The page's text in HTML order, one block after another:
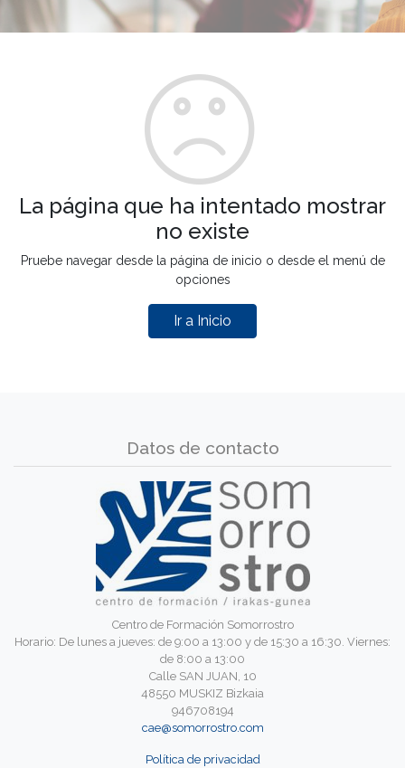
La página que ha intentado mostrar
no existe
Pruebe navegar desde la página de inicio o desde el menú de
opciones
Ir a Inicio
Datos de contacto
Centro de Formación Somorrostro
Horario: De lunes a jueves: de 9:00 a 13:00 y de 15:30 a 16:30. Viernes:
de 8:00 a 13:00
Calle SAN JUAN, 10
48550 MUSKIZ Bizkaia
946708194
cae@somorrostro.com
Política de privacidad